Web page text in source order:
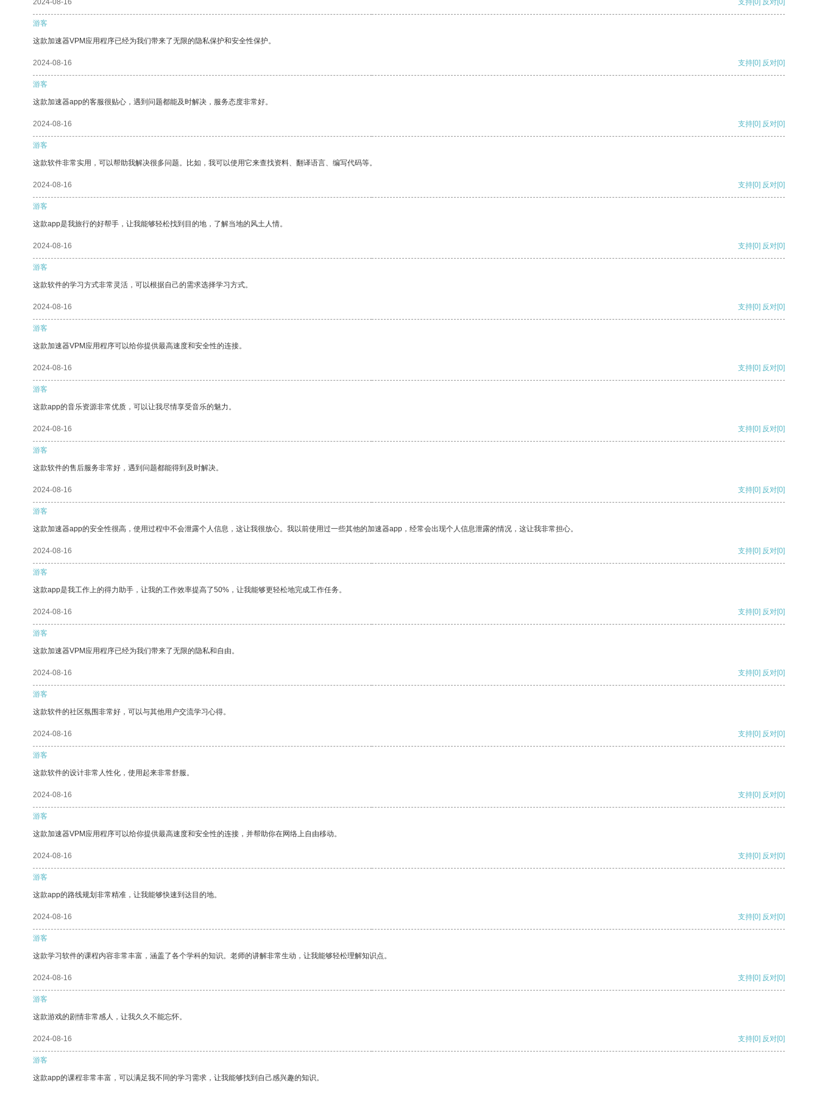
2024-08-16 支持[0] 反对[0]
游客
这款加速器VPM应用程序已经为我们带来了无限的隐私保护和安全性保护。
2024-08-16 支持[0] 反对[0]
游客
这款加速器app的客服很贴心，遇到问题都能及时解决，服务态度非常好。
2024-08-16 支持[0] 反对[0]
游客
这款软件非常实用，可以帮助我解决很多问题。比如，我可以使用它来查找资料、翻译语言、编写代码等。
2024-08-16 支持[0] 反对[0]
游客
这款app是我旅行的好帮手，让我能够轻松找到目的地，了解当地的风土人情。
2024-08-16 支持[0] 反对[0]
游客
这款软件的学习方式非常灵活，可以根据自己的需求选择学习方式。
2024-08-16 支持[0] 反对[0]
游客
这款加速器VPM应用程序可以给你提供最高速度和安全性的连接。
2024-08-16 支持[0] 反对[0]
游客
这款app的音乐资源非常优质，可以让我尽情享受音乐的魅力。
2024-08-16 支持[0] 反对[0]
游客
这款软件的售后服务非常好，遇到问题都能得到及时解决。
2024-08-16 支持[0] 反对[0]
游客
这款加速器app的安全性很高，使用过程中不会泄露个人信息，这让我很放心。我以前使用过一些其他的加速器app，经常会出现个人信息泄露的情况，这让我非常担心。
2024-08-16 支持[0] 反对[0]
游客
这款app是我工作上的得力助手，让我的工作效率提高了50%，让我能够更轻松地完成工作任务。
2024-08-16 支持[0] 反对[0]
游客
这款加速器VPM应用程序已经为我们带来了无限的隐私和自由。
2024-08-16 支持[0] 反对[0]
游客
这款软件的社区氛围非常好，可以与其他用户交流学习心得。
2024-08-16 支持[0] 反对[0]
游客
这款软件的设计非常人性化，使用起来非常舒服。
2024-08-16 支持[0] 反对[0]
游客
这款加速器VPM应用程序可以给你提供最高速度和安全性的连接，并帮助你在网络上自由移动。
2024-08-16 支持[0] 反对[0]
游客
这款app的路线规划非常精准，让我能够快速到达目的地。
2024-08-16 支持[0] 反对[0]
游客
这款学习软件的课程内容非常丰富，涵盖了各个学科的知识。老师的讲解非常生动，让我能够轻松理解知识点。
2024-08-16 支持[0] 反对[0]
游客
这款游戏的剧情非常感人，让我久久不能忘怀。
2024-08-16 支持[0] 反对[0]
游客
这款app的课程非常丰富，可以满足我不同的学习需求，让我能够找到自己感兴趣的知识。